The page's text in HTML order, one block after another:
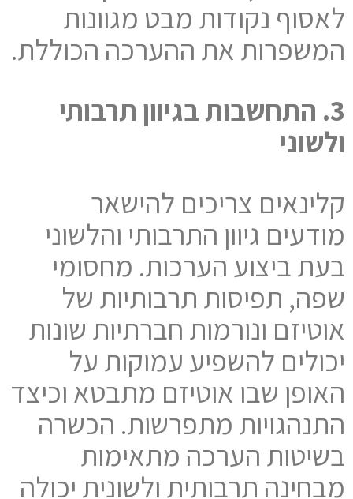
לאסוף נקודות מבט מגוונות
המשפרות את ההערכה הכוללת.
3. התחשבות בגיוון תרבותי
ולשוני
קלינאים צריכים להישאר
מודעים גיוון התרבותי והלשוני
בעת ביצוע הערכות. מחסומי
שפה, תפיסות תרבותיות של
אוטיזם ונורמות חברתיות שונות
יכולים להשפיע עמוקות על
האופן שבו אוטיזם מתבטא וכיצד
התנהגויות מתפרשות. הכשרה
בשיטות הערכה מתאימות
מבחינה תרבותית ולשונית יכולה